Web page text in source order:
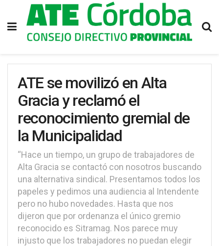
ATE se movilizó en Alta
Gracia y reclamó el
reconocimiento gremial de
la Municipalidad
“Hace un tiempo, un grupo de trabajadores de
Alta Gracia se contactó con nosotros buscando
una alternativa sindical. Presentamos todos los
papeles y pedimos una audiencia al Intendente
pero no hubo novedades. Hasta que nos
dijeron que por ordenanza el único gremio
reconocido es Sitramag. Nos parece muy
injusto que los trabajadores no puedan elegir